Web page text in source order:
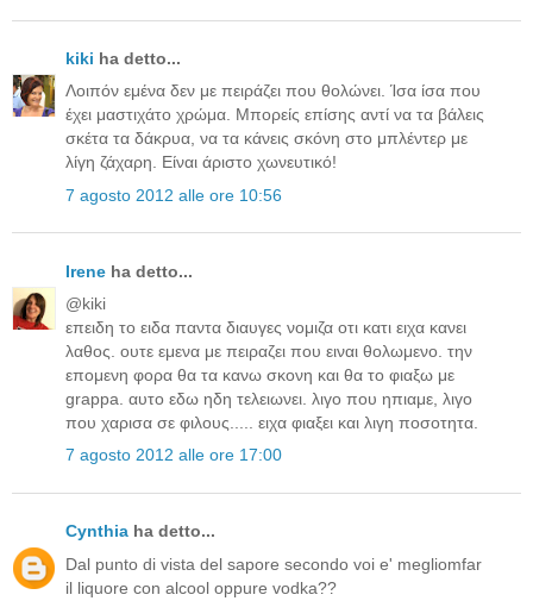
kiki ha detto...
Λοιπόν εμένα δεν με πειράζει που θολώνει. Ίσα ίσα που
έχει μαστιχάτο χρώμα. Μπορείς επίσης αντί να τα βάλεις
σκέτα τα δάκρυα, να τα κάνεις σκόνη στο μπλέντερ με
λίγη ζάχαρη. Είναι άριστο χωνευτικό!
7 agosto 2012 alle ore 10:56
Irene ha detto...
@kiki
επειδη το ειδα παντα διαυγες νομιζα οτι κατι ειχα κανει
λαθος. ουτε εμενα με πειραζει που ειναι θολωμενο. την
επομενη φορα θα τα κανω σκονη και θα το φιαξω με
grappa. αυτο εδω ηδη τελειωνει. λιγο που ηπιαμε, λιγο
που χαρισα σε φιλους..... ειχα φιαξει και λιγη ποσοτητα.
7 agosto 2012 alle ore 17:00
Cynthia ha detto...
Dal punto di vista del sapore secondo voi e' megliomfar
il liquore con alcool oppure vodka??